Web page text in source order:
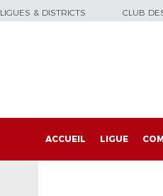
LIGUES & DISTRICTS CLUB
ACCUEIL LIGUE